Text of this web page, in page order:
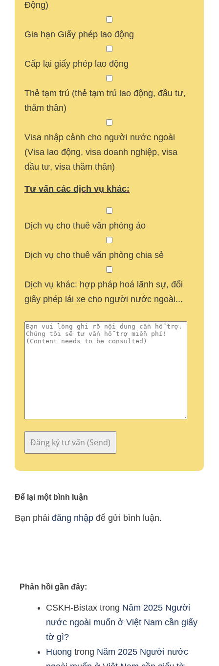
Động)
Gia hạn Giấy phép lao động
Cấp lại giấy phép lao động
Thẻ tạm trú (thẻ tạm trú lao động, đầu tư,
thăm thân)
Visa nhập cảnh cho người nước ngoài
(Visa lao động, visa doanh nghiệp, visa
đầu tư, visa thăm thân)
Tư vấn các dịch vụ khác:
Dịch vụ cho thuê văn phòng ảo
Dịch vụ cho thuê văn phòng chia sẻ
Dịch vụ khác: hợp pháp hoá lãnh sự, đổi
giấy phép lái xe cho người nước ngoài...
Để lại một bình luận
Bạn phải đăng nhập để gửi bình luận.
Phản hồi gần đây:
CSKH-Bistax trong Năm 2025 Người
nước ngoài muốn ở Việt Nam cần giấy
tờ gì?
Huong trong Năm 2025 Người nước